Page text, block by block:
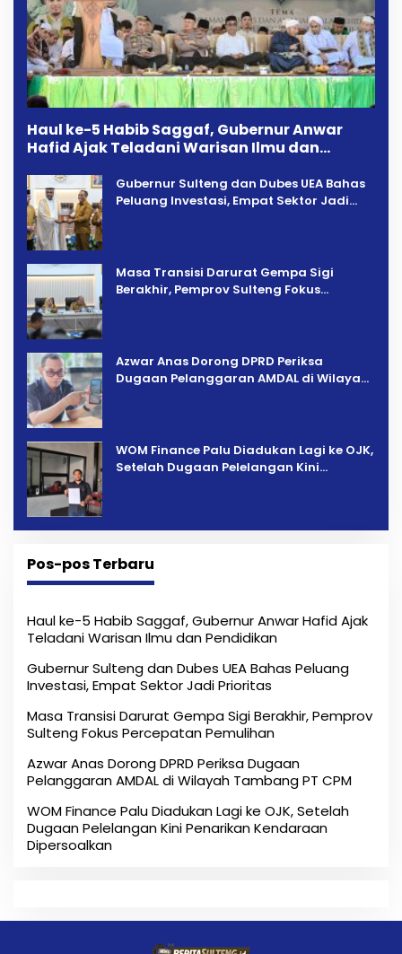
Haul ke-5 Habib Saggaf, Gubernur Anwar
Hafid Ajak Teladani Warisan Ilmu dan
Gubernur Sulteng dan Dubes UEA Bahas
Peluang Investasi, Empat Sektor Jadi
Masa Transisi Darurat Gempa Sigi
Berakhir, Pemprov Sulteng Fokus
Azwar Anas Dorong DPRD Periksa
Dugaan Pelanggaran AMDAL di Wilayah
‎WOM Finance Palu Diadukan Lagi ke OJK,
Setelah Dugaan Pelelangan Kini
Pos-pos Terbaru
Haul ke-5 Habib Saggaf, Gubernur Anwar Hafid Ajak
Teladani Warisan Ilmu dan Pendidikan
Gubernur Sulteng dan Dubes UEA Bahas Peluang
Investasi, Empat Sektor Jadi Prioritas
Masa Transisi Darurat Gempa Sigi Berakhir, Pemprov
Sulteng Fokus Percepatan Pemulihan
Azwar Anas Dorong DPRD Periksa Dugaan
Pelanggaran AMDAL di Wilayah Tambang PT CPM
‎WOM Finance Palu Diadukan Lagi ke OJK, Setelah
Dugaan Pelelangan Kini Penarikan Kendaraan
Dipersoalkan ‎